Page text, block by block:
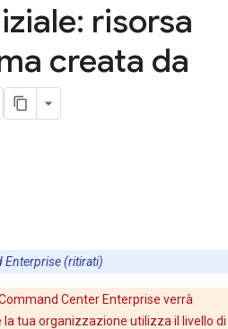
risorsa
creata da
Enterprise (ritirati)
Center Enterprise verrà
tua organizzazione utilizza il livello di